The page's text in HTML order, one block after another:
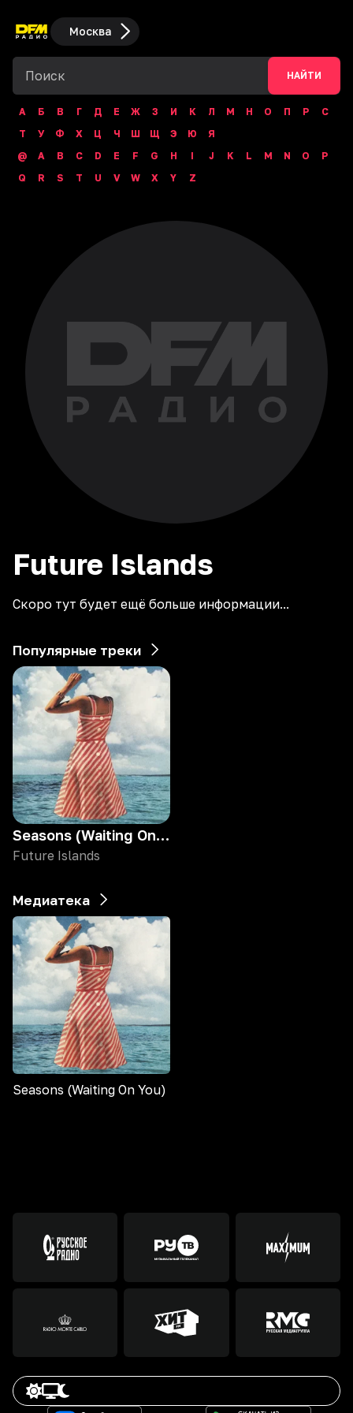
Москва
НАЙТИ
А Б В Г Д Е Ж З И К Л М Н О П Р
С
Т
У Ф Х Ц Ч Ш Щ Э Ю
Я
@
A B C D E F G H I J K L M N O
P
Q
R S T U V W X Y Z
Future Islands
Скоро тут будет ещё больше информации...
Популярные треки
Seasons (Waiting On You)
Future Islands
Медиатека
Seasons (Waiting On You)